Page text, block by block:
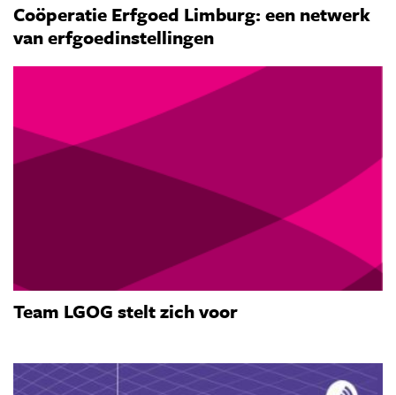
Coöperatie Erfgoed Limburg: een netwerk
van erfgoedinstellingen
Team LGOG stelt zich voor